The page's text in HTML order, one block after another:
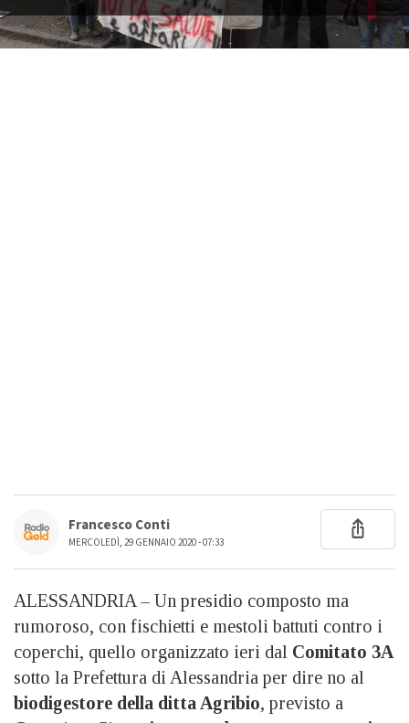
Francesco Conti
MERCOLEDÌ, 29 GENNAIO 2020 - 07:33
ALESSANDRIA – Un presidio composto ma
rumoroso, con fischietti e mestoli battuti contro i
coperchi, quello organizzato ieri dal Comitato 3A
sotto la Prefettura di Alessandria per dire no al
biodigestore della ditta Agribio, previsto a